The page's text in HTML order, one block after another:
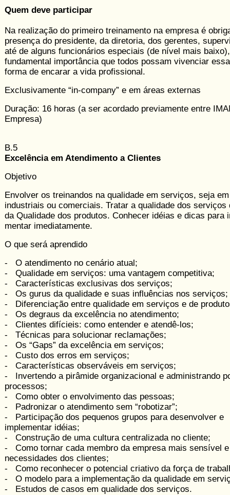
Quem deve participar
Na realização do primeiro treinamento na empresa é
presença do presidente, da diretoria, dos gerentes,
até de alguns funcionários especiais (de nível mais
fundamental importância que todos possam vivenciar
forma de encarar a vida profissional.
Exclusivamente “in-company” e em áreas externas
Duração: 16 horas (a ser acordado previamente entre
Empresa)
B.5
Excelência em Atendimento a Clientes
Objetivo
Envolver os treinandos na qualidade em serviços, seja
industriais ou comerciais. Tratar a qualidade dos serviços
da Qualidade dos produtos. Conhecer idéias e dicas para
mentar imediatamente.
O que será aprendido
- O atendimento no cenário atual;
- Qualidade em serviços: uma vantagem competitiva;
- Características exclusivas dos serviços;
- Os gurus da qualidade e suas influências nos serviços;
- Diferenciação entre qualidade em serviços e de
- Os degraus da excelência no atendimento;
- Clientes difícieis: como entender e atendê-los;
- Técnicas para solucionar reclamações;
- Os “Gaps” da excelência em serviços;
- Custo dos erros em serviços;
- Características observáveis em serviços;
- Invertendo a pirâmide organizacional e administrando
processos;
- Como obter o envolvimento das pessoas;
- Padronizar o atendimento sem “robotizar”;
- Participação dos pequenos grupos para desenvolver e
implementar idéias;
- Construção de uma cultura centralizada no cliente;
- Como tornar cada membro da empresa mais sensível
necessidades dos clientes;
- Como reconhecer o potencial criativo da força de
- O modelo para a implementação da qualidade em
- Estudos de casos em qualidade dos serviços.